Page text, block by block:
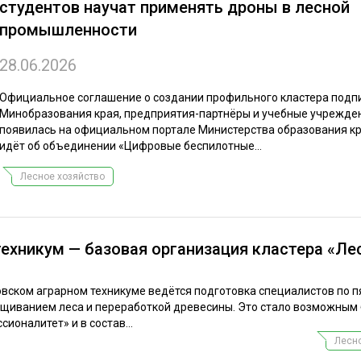
РЫНОК
научат применять дроны в лесной
соглашение о создании профильного кластера
края, предприятия-партнёры и учебные
на официальном портале Министерства образования
об объединении «Цифровые беспилотные...
Лесное хозяйство
— базовая организация кластера
аграрном техникуме ведётся подготовка специалистов по
леса и переработкой древесины. Это стало возможным
и в состав...